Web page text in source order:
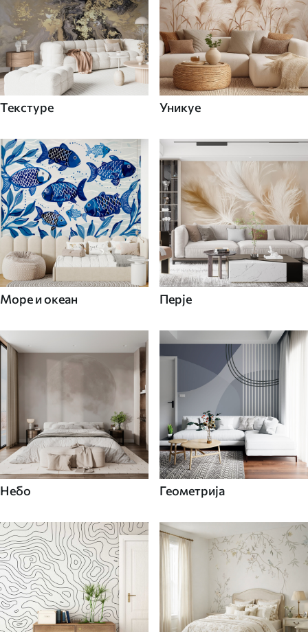
Текстуре Уникуе
Море и океан Перје
Небо Геометрија